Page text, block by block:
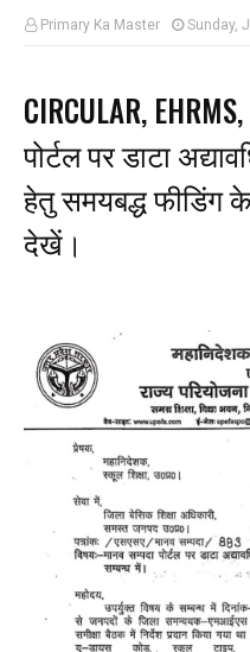
Primary Ka Master Sunday,
CIRCULAR,
पोर्टल पर डाटा
हेतु समयबद्ध फीडिंग
देखें।